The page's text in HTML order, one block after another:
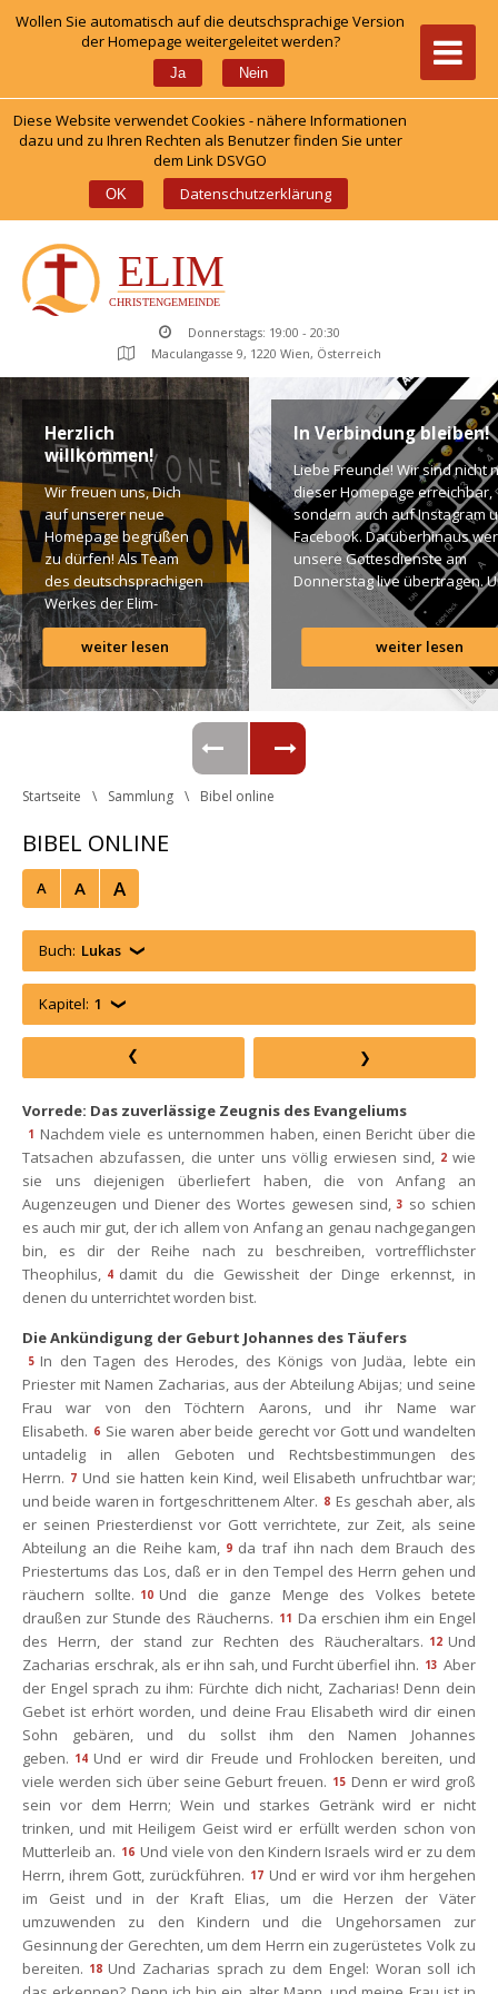
Wollen Sie automatisch auf die deutschsprachige Version
der Homepage weitergeleitet werden?
Ja Nein
Diese Website verwendet Cookies - nähere Informationen
dazu und zu Ihren Rechten als Benutzer finden Sie unter
dem Link DSVGO
OK Datenschutzerklärung
Donnerstags: 19:00 - 20:30
Maculangasse 9, 1220 Wien, Österreich
Herzlich
willkommen!
Wir freuen uns, Dich
auf unserer neue
Homepage begrüßen
zu dürfen! Als Team
des deutschsprachigen
Werkes der Elim-
Gemeinde ist es für
uns ein großes
Anliegen […]
weiter lesen
In Verbindung bleiben!
Liebe Freunde! Wir sind nicht
dieser Homepage erreichbar,
ondern auch auf Instagram
Facebook. Darüberhinaus
unsere Gottesdienste am
Donnerstag live übertragen.
findet Ihr dazu alle Links.
Segen! Live-Übertragung
Gottesdienst: http://
Instagram: http://elim.wien
Facebook:
https://www.facebook.com/
Photo by iabzd on Unsplash
weiter lesen
Startseite Sammlung Bibel online
BIBEL ONLINE
A A A
Buch: Luka
Kapitel: 1
Vorrede: Das zuverlässige Zeugnis des Evangelium
1 Nachdem viele es unternommen haben, einen Bericht über die
Tatsachen abzufassen, die unter uns völlig erwiesen sind, 2 wie
ie uns diejenigen überliefert haben, die von Anfang an
Augenzeugen und Diener des Wortes gewesen sind, 3 o schien
es auch mir gut, der ich allem von Anfang an genau nachgegangen
bin, es dir der Reihe nach zu beschreiben, vortrefflichster
Theophilus, 4 damit du die Gewissheit der Dinge erkennst, in
denen du unterrichtet worden bist.
Die Ankündigung der Geburt Johannes des Täufer
5 In den Tagen des Herodes, des Königs von Judäa, lebte ein
Priester mit Namen Zacharias, aus der Abteilung Abijas; und seine
Frau war von den Töchtern Aarons, und ihr Name war
Elisabeth. 6 Sie waren aber beide gerecht vor Gott und wandelten
untadelig in allen Geboten und Rechtsbestimmungen des
Herrn. 7 Und sie hatten kein Kind, weil Elisabeth unfruchtbar war;
und beide waren in fortgeschrittenem Alter. 8 Es geschah aber, als
er seinen Priesterdienst vor Gott verrichtete, zur Zeit, als seine
Abteilung an die Reihe kam, 9 da traf ihn nach dem Brauch des
Priestertums das Los, daß er in den Tempel des Herrn gehen und
räuchern sollte. 10 Und die ganze Menge des Volkes betete
draußen zur Stunde des Räucherns. 11 Da erschien ihm ein Engel
des Herrn, der stand zur Rechten des Räucheraltars. 12 Und
Zacharias erschrak, als er ihn sah, und Furcht überfiel ihn. 13 Aber
der Engel sprach zu ihm: Fürchte dich nicht, Zacharias! Denn dein
Gebet ist erhört worden, und deine Frau Elisabeth wird dir einen
Sohn gebären, und du sollst ihm den Namen Johannes
geben. 14 Und er wird dir Freude und Frohlocken bereiten, und
viele werden sich über seine Geburt freuen. 15 Denn er wird groß
ein vor dem Herrn; Wein und starkes Getränk wird er nicht
trinken, und mit Heiligem Geist wird er erfüllt werden schon von
Mutterleib an. 16 Und viele von den Kindern Israels wird er zu dem
Herrn, ihrem Gott, zurückführen. 17 Und er wird vor ihm hergehen
im Geist und in der Kraft Elias, um die Herzen der Väter
umzuwenden zu den Kindern und die Ungehorsamen zur
Gesinnung der Gerechten, um dem Herrn ein zugerüstetes Volk zu
bereiten. 18 Und Zacharias sprach zu dem Engel: Woran soll ich